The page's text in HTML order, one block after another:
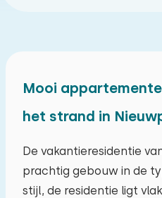
Mooi
het strand in
De vakantieresidentie
prachtig gebouw in de
stijl, de residentie ligt
ma di wo
27 28 29